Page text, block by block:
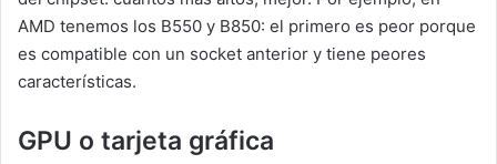
AMD tenemos los B550 y B850: el primero es peor porque
es compatible con un socket anterior y tiene peores
características.
GPU o tarjeta gráfica